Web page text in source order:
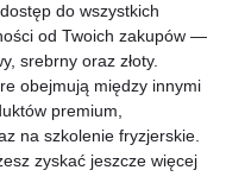
do wszystkich
od Twoich zakupów —
srebrny oraz złoty.
obejmują między innymi
premium,
na szkolenie fryzjerskie.
zyskać jeszcze więcej